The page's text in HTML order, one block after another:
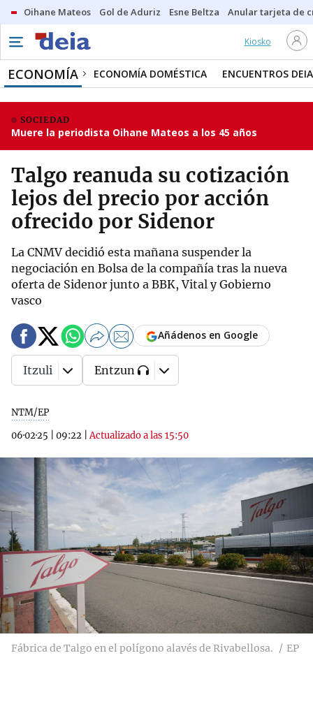
Oihane Mateos Gol de Aduriz Esne Beltza Anular tarjeta de
Kiosko
ECONOMÍA ECONOMÍA DOMÉSTICA ENCUENTROS DEIA
SOCIEDAD
Muere la periodista Oihane Mateos a los 45 años
Talgo reanuda su cotización
lejos del precio por acción
ofrecido por Sidenor
La CNMV decidió esta mañana suspender la
negociación en Bolsa de la compañía tras la nueva
oferta de Sidenor junto a BBK, Vital y Gobierno
vasco
NTM/EP
06·02·25
09:22 |Actualizado a las 15:50
Añádenos en Google
Itzuli Entzun
Fábrica de Talgo en el polígono alavés de Rivabellosa. EP